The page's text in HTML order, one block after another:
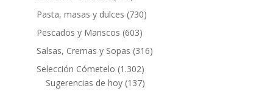
Pasta, masas y dulces (730)
Pescados y Mariscos (603)
Salsas, Cremas y Sopas (316)
Selección Cómetelo (1.302)
Sugerencias de hoy(137)